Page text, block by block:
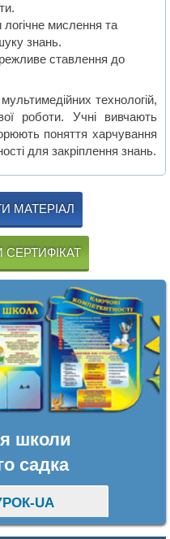
логічне мислення та
знань.
ставлення до
технологій,
роботи. Учні вивчають
поняття харчування
для закріплення знань.
МАТЕРІАЛ
школи
садка
UA